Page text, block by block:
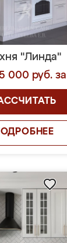
"Линда"
000 руб.